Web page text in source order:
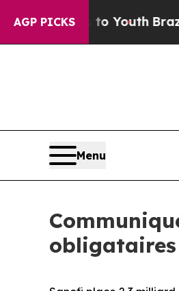
AGP PICKS
to YouthBrazil Gives
Menu
obligataires